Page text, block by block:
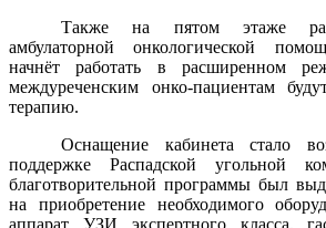
Также на пятом этаже
амбулаторной онкологической
начнёт работать в расширенном
междуреченским онко-пациентам
терапию.
Оснащение кабинета стало
поддержке Распадской угольной
благотворительной программы был
на приобретение необходимого
аппарат УЗИ экспертного класса,